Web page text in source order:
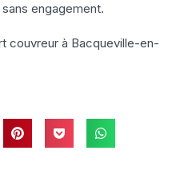
engagement.
couvreur à Bacqueville-en-